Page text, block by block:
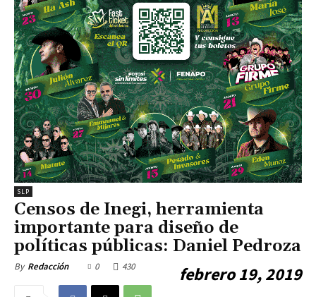
SLP
Censos de Inegi, herramienta
importante para diseño de
políticas públicas: Daniel Pedroza
By Redacción febrero 19, 2019
0 430